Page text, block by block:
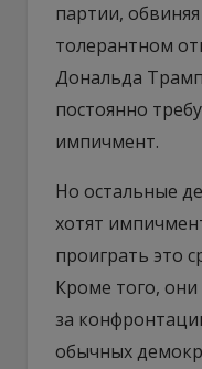
партии,
толерантном
Дональда
постоянно
импичмент.
Но остальные
хотят
проиграть это
Кроме того, они
за
обычных